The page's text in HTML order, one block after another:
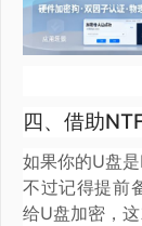
四、借助
如果你的U盘
不过记得提前
给U盘加密，